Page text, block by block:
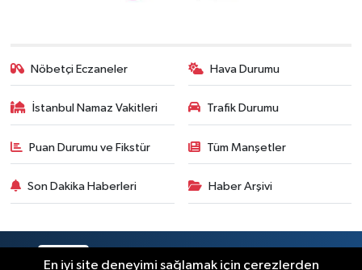
Nöbetçi Eczaneler Hava Durumu
İstanbul Namaz Vakitleri Trafik Durumu
Puan Durumu ve Fikstür Tüm Manşetler
Son Dakika Haberleri Haber Arşivi
RSS Copyright © 2026. Her hakkı saklıdır.
En iyi site deneyimi sağlamak için çerezlerden